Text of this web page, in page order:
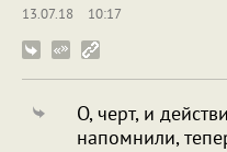
13.07.18
10:17
О, черт, и
напомнили,